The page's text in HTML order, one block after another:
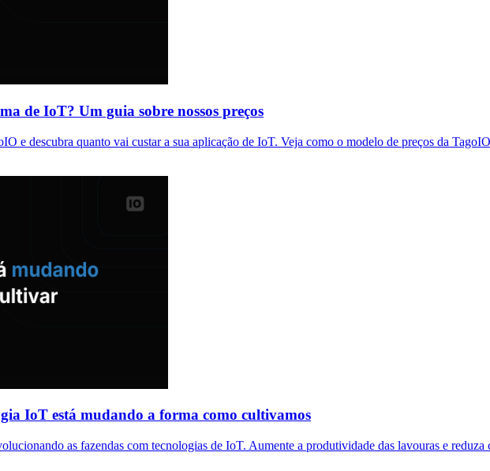
de IoT? Um guia sobre nossos preços
e descubra quanto vai custar a sua aplicação de IoT. Veja como o modelo de preços da
IoT está mudando a forma como cultivamos
as fazendas com tecnologias de IoT. Aumente a produtividade das lavouras e reduza